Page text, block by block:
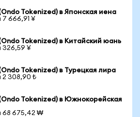
Tokenized) в Японская иена
7 666,91 ¥
Tokenized) в Китайский юань
326,59 ¥
Tokenized) в Турецкая лира
2 308,90 ₺
Tokenized) в Южнокорейская
68 675,42 ₩